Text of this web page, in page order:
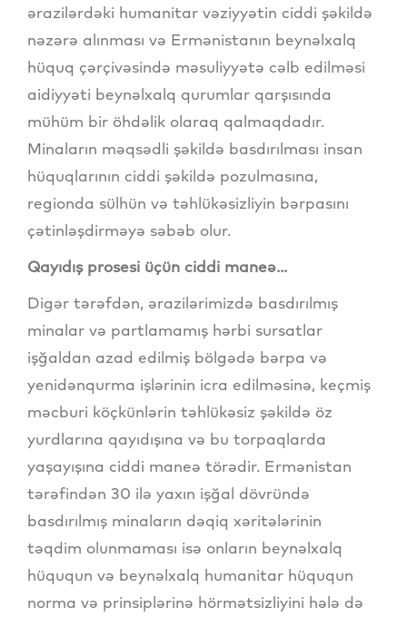
ərazilərdəki humanitar vəziyyətin ciddi şəkildə
nəzərə alınması və Ermənistanın beynəlxalq
hüquq çərçivəsində məsuliyyətə cəlb edilməsi
aidiyyəti beynəlxalq qurumlar qarşısında
mühüm bir öhdəlik olaraq qalmaqdadır.
Minaların məqsədli şəkildə basdırılması insan
hüquqlarının ciddi şəkildə pozulmasına,
regionda sülhün və təhlükəsizliyin bərpasını
çətinləşdirməyə səbəb olur.
Qayıdış prosesi üçün ciddi maneə...
Digər tərəfdən, ərazilərimizdə basdırılmış
minalar və partlamamış hərbi sursatlar
işğaldan azad edilmiş bölgədə bərpa və
yenidənqurma işlərinin icra edilməsinə, keçmiş
məcburi köçkünlərin təhlükəsiz şəkildə öz
yurdlarına qayıdışına və bu torpaqlarda
yaşayışına ciddi maneə törədir. Ermənistan
tərəfindən 30 ilə yaxın işğal dövründə
basdırılmış minaların dəqiq xəritələrinin
təqdim olunmaması isə onların beynəlxalq
hüququn və beynəlxalq humanitar hüququn
norma və prinsiplərinə hörmətsizliyini hələ də